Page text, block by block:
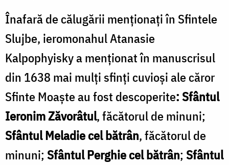
Înafară de călugării menționați în Sfintele
Slujbe, ieromonahul Atanasie
Kalpophyisky a menționat în manuscrisul
din 1638 mai mulți sfinți cuvioși ale căror
Sfinte Moaște au fost descoperite: Sfântul
Ieronim Zăvorâtul, făcătorul de minuni;
Sfântul Meladie cel bătrân, făcătorul de
minuni; Sfântul Perghie cel bătrân; Sfântul